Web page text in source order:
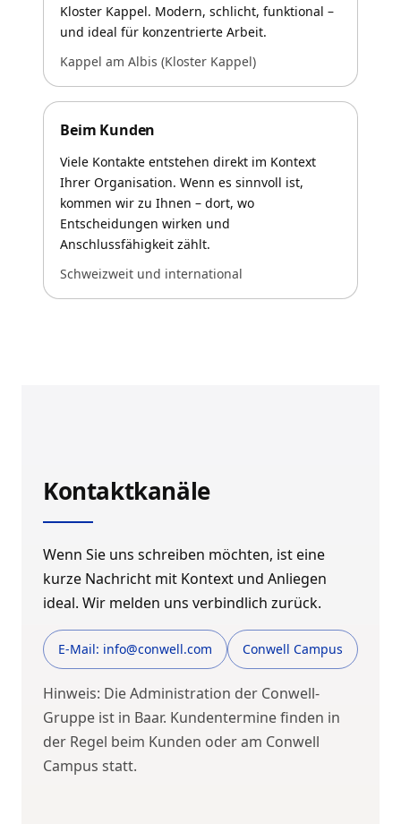
Kloster Kappel. Modern, schlicht, funktional –
und ideal für konzentrierte Arbeit.
Kappel am Albis (Kloster Kappel)
Beim Kunden
Viele Kontakte entstehen direkt im Kontext
Ihrer Organisation. Wenn es sinnvoll ist,
kommen wir zu Ihnen – dort, wo
Entscheidungen wirken und
Anschlussfähigkeit zählt.
Schweizweit und international
Kontaktkanäle
Wenn Sie uns schreiben möchten, ist eine
kurze Nachricht mit Kontext und Anliegen
ideal. Wir melden uns verbindlich zurück.
E-Mail: info@conwell.com Conwell Campus
Hinweis: Die Administration der Conwell-
Gruppe ist in Baar. Kundentermine finden in
der Regel beim Kunden oder am Conwell
Campus statt.